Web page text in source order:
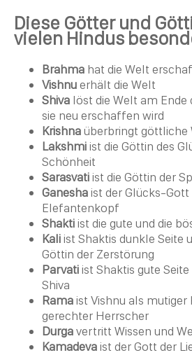
Diese Götter und
vielen Hindus
Brahma hat die Welt
Vishnuerhält die Welt
Shiva löst die Welt am Ende
sie neu erschaffen wird
Krishnaüberbringt göttliche
Lakshmiist die Göttin des
Schönheit
Sarasvatiist die Göttin der
Ganeshaist der Glücks-
Elefantenkopf
Shaktiist die gute und die
Kaliist Shaktis dunkle Seite
Göttin der Zerstörung
Parvatiist Shaktis gute
Shiva
Ramaist Vishnu als mutiger
gerechter Herrscher
Durgavertritt Wissen und
Kamadevaist der Gott der